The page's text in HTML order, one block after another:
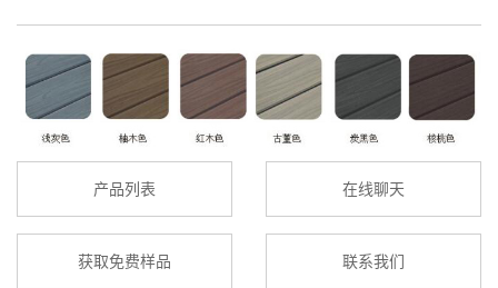
产品列表 在线聊天
获取免费样品 联系我们